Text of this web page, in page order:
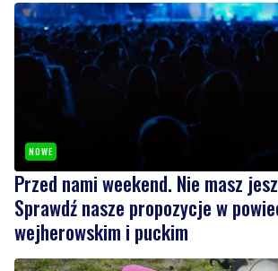
NOWE
Przed nami weekend. Nie masz
Sprawdź nasze propozycje w
wejherowskim i puckim